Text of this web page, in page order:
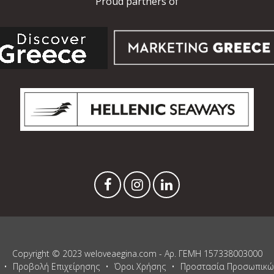
Copyright © 2023 weloveaegina.com - Αρ. ΓΕΜΗ 157338003000
Προβολή Επιχείρησης Όροι Χρήσης Προστασία